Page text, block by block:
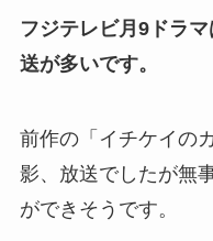
フジテレビ月9ドラ
送が多いです。
前作の「イチケイの
影、放送でしたが無
ができそうです。